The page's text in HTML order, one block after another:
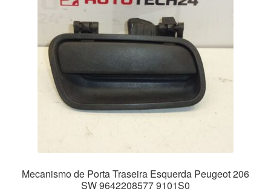
Mecanismo de Porta Traseira Esquerda Peugeot 206
SW 9642208577 9101S0